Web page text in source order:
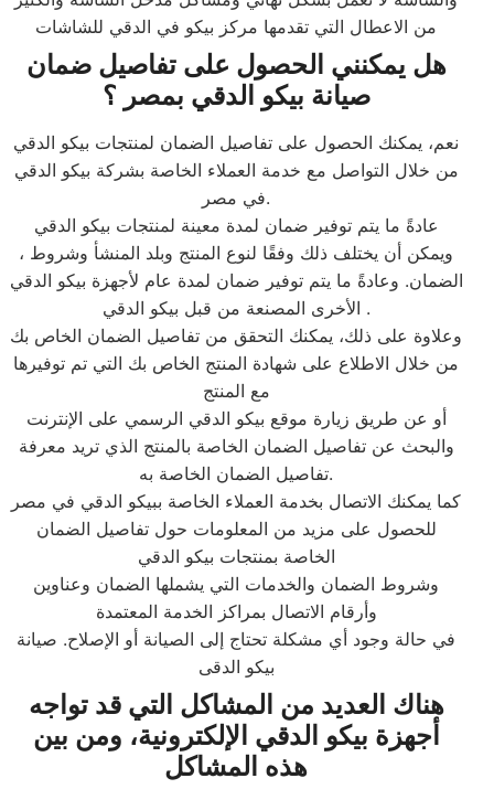
من الاعطال التي تقدمها مركز بيكو في الدقي للشاشات
هل يمكنني الحصول على تفاصيل ضمان
صيانة بيكو الدقي بمصر ؟
نعم، يمكنك الحصول على تفاصيل الضمان لمنتجات بيكو الدقي
من خلال التواصل مع خدمة العملاء الخاصة بشركة بيكو الدقي
في مصر.
عادةً ما يتم توفير ضمان لمدة معينة لمنتجات بيكو الدقي
، ويمكن أن يختلف ذلك وفقًا لنوع المنتج وبلد المنشأ وشروط
الضمان. وعادةً ما يتم توفير ضمان لمدة عام لأجهزة بيكو الدقي
الأخرى المصنعة من قبل بيكو الدقي .
وعلاوة على ذلك، يمكنك التحقق من تفاصيل الضمان الخاص بك
من خلال الاطلاع على شهادة المنتج الخاص بك التي تم توفيرها
مع المنتج
أو عن طريق زيارة موقع بيكو الدقي الرسمي على الإنترنت
والبحث عن تفاصيل الضمان الخاصة بالمنتج الذي تريد معرفة
تفاصيل الضمان الخاصة به.
كما يمكنك الاتصال بخدمة العملاء الخاصة ببيكو الدقي في مصر
للحصول على مزيد من المعلومات حول تفاصيل الضمان
الخاصة بمنتجات بيكو الدقي
وشروط الضمان والخدمات التي يشملها الضمان وعناوين
وأرقام الاتصال بمراكز الخدمة المعتمدة
في حالة وجود أي مشكلة تحتاج إلى الصيانة أو الإصلاح. صيانة
بيكو الدقى
هناك العديد من المشاكل التي قد تواجه
أجهزة بيكو الدقي الإلكترونية، ومن بين
هذه المشاكل